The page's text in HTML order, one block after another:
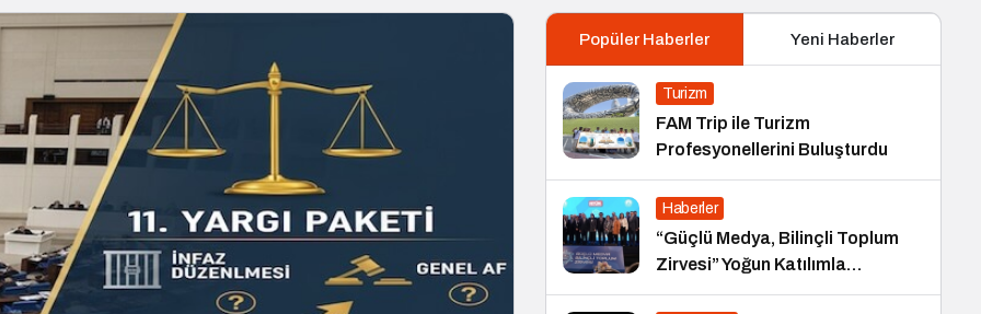
Popüler Haberler Yeni Haberler
Turizm
FAM Trip ile Turizm
Profesyonellerini Buluşturdu
Haberler
“Güçlü Medya, Bilinçli Toplum
Zirvesi” Yoğun Katılımla
Gerçekleşti